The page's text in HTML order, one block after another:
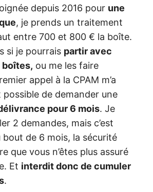
depuis 2016 pour une
, je prends un traitement
entre 700 et 800 € la boîte.
si je pourrais partir avec
boîtes, ou me les faire
appel à la CPAM m’a
possible de demander une
pour 6 mois. Je
2 demandes, mais c’est
de 6 mois, la sécurité
que vous n’êtes plus assuré
Et interdit donc de cumuler
.